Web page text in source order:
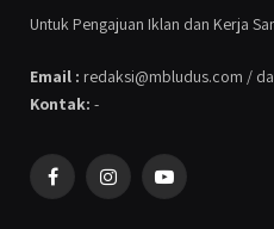
Untuk Pengajuan Iklan dan Kerja
Email : redaksi@mbludus.com /
Kontak: -
FacebookInstagramYouTube